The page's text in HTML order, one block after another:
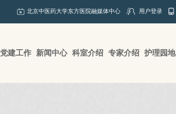
北京中医药大学东方医院融媒体中心 用户登录
党建工作 新闻中心 科室介绍 专家介绍 护理园地